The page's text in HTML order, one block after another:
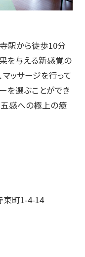
駅から徒歩10分
を与える新感覚の
マッサージを行って
を選ぶことができ
五感への極上の癒
東町1-4-14